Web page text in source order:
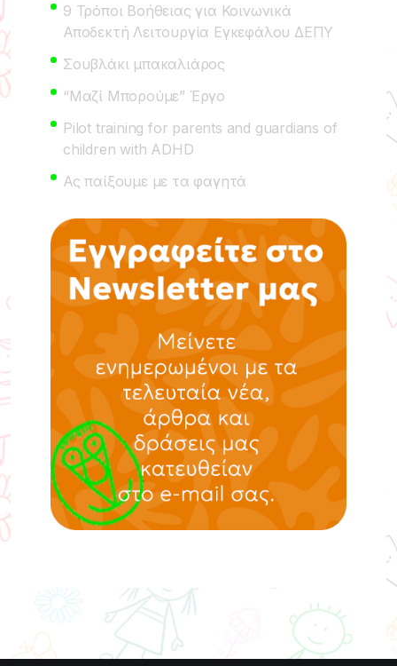
9 Τρόποι Βοήθειας για Κοινωνικά
Αποδεκτή Λειτουργία Εγκεφάλου ΔΕΠΥ
Σουβλάκι μπακαλιάρος
“Μαζί Μπορούμε” Έργο
Pilot training for parents and guardians of
children with ADHD
Ας παίξουμε με τα φαγητά